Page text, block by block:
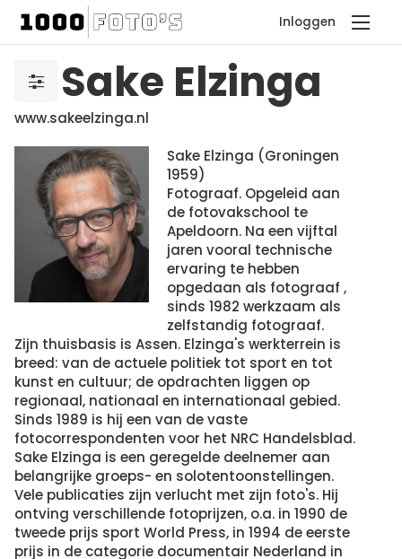
Inloggen
Sake Elzinga
www.sakeelzinga.nl
Sake Elzinga (Groningen
1959)
Fotograaf. Opgeleid aan
de fotovakschool te
Apeldoorn. Na een vijftal
jaren vooral technische
ervaring te hebben
opgedaan als fotograaf ,
sinds 1982 werkzaam als
zelfstandig fotograaf.
Zijn thuisbasis is Assen. Elzinga's werkterrein is
breed: van de actuele politiek tot sport en tot
kunst en cultuur; de opdrachten liggen op
regionaal, nationaal en internationaal gebied.
Sinds 1989 is hij een van de vaste
fotocorrespondenten voor het NRC Handelsblad.
Sake Elzinga is een geregelde deelnemer aan
belangrijke groeps- en solotentoonstellingen.
Vele publicaties zijn verlucht met zijn foto's. Hij
ontving verschillende fotoprijzen, o.a. in 1990 de
tweede prijs sport World Press, in 1994 de eerste
prijs in de categorie documentair Nederland in